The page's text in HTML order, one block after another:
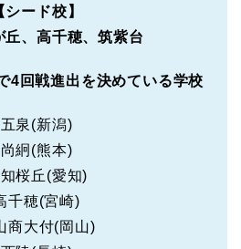
シード校】
丘、高千穂、筑紫台
4回戦進出を決めている学校
五泉(新潟)
尚絅(熊本)
桜丘(愛知)
千穂(宮崎)
商大付(岡山)